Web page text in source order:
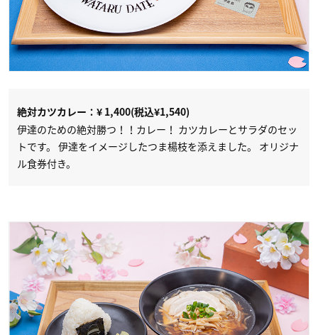
絶対カツカレー：¥ 1,400(税込¥1,540)
伊達のための絶対勝つ！！カレー！ カツカレーとサラダのセッ
トです。 伊達をイメージしたつま楊枝を添えました。 オリジナ
ル食券付き。